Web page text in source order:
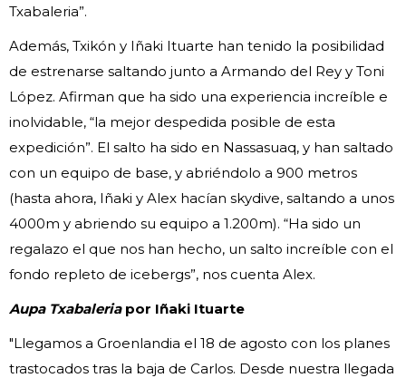
Txabaleria”.
Además, Txikón y Iñaki Ituarte han tenido la posibilidad
de estrenarse saltando junto a Armando del Rey y Toni
López. Afirman que ha sido una experiencia increíble e
inolvidable, “la mejor despedida posible de esta
expedición”. El salto ha sido en Nassasuaq, y han saltado
con un equipo de base, y abriéndolo a 900 metros
(hasta ahora, Iñaki y Alex hacían skydive, saltando a unos
4000m y abriendo su equipo a 1.200m). “Ha sido un
regalazo el que nos han hecho, un salto increíble con el
fondo repleto de icebergs”, nos cuenta Alex.
Aupa Txabaleriapor Iñaki Ituarte
"Llegamos a Groenlandia el 18 de agosto con los planes
trastocados tras la baja de Carlos. Desde nuestra llegada